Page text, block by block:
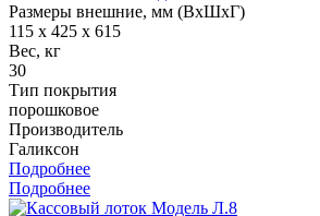
Размеры внешние, мм (ВхШхГ)
115 x 425 x 615
Вес, кг
30
Тип покрытия
порошковое
Производитель
Галиксон
Подробнее
Подробнее